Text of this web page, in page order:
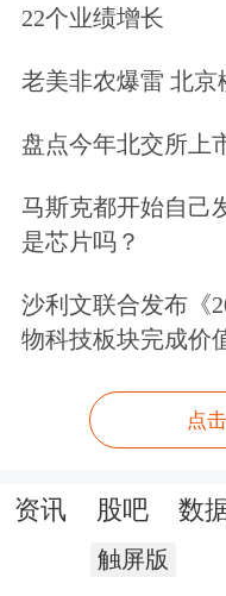
22个业绩增长
老美非农爆雷 北京
盘点今年北交所上
马斯克都开始自己
是芯片吗？
沙利文联合发布《
物科技板块完成价
点
资讯 股吧 数
触屏版